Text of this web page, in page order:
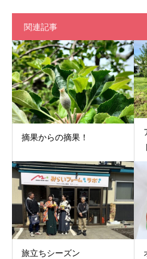
関連記事
摘果からの摘果！
旅立ちシーズン